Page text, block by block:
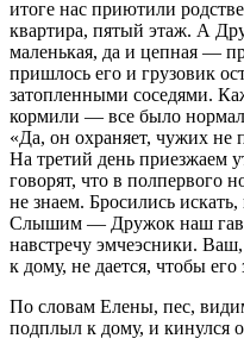
итоге нас приютили
квартира, пятый этаж. А
маленькая, да и цепная —
пришлось его и грузовик
затопленными соседями.
кормили — все было
«Да, он охраняет, чужих не
На третий день приезжаем
говорят, что в полпервого
не знаем. Бросились
Слышим — Дружок наш
навстречу эмчеэсники.
к дому, не дается, чтобы его
По словам Елены, пес,
подплыл к дому, и кинулся